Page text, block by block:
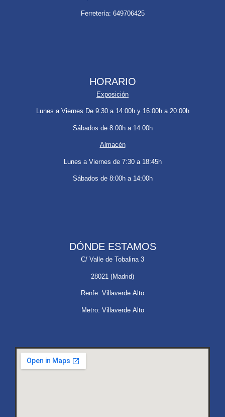
Ferretería: 649706425
HORARIO
Exposición
Lunes a Viernes De 9:30 a 14:00h y 16:00h a 20:00h
Sábados de 8:00h a 14:00h
Almacén
Lunes a Viernes de 7:30 a 18:45h
Sábados de 8:00h a 14:00h
DÓNDE ESTAMOS
C/ Valle de Tobalina 3
28021 (Madrid)
Renfe: Villaverde Alto
Metro: Villaverde Alto